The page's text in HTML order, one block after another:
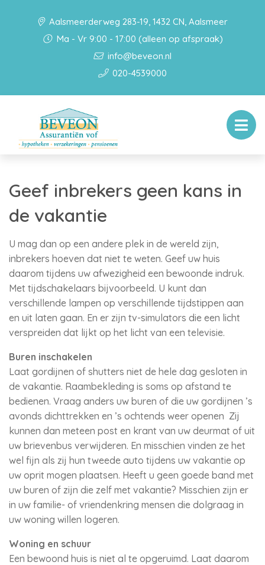
Aalsmeerderweg 283-19, 1432 CN, Aalsmeer
Ma - Vr 9:00 - 17:00 (alleen op afspraak)
info@beveon.nl
020-4539000
Geef inbrekers geen kans in
de vakantie
U mag dan op een andere plek in de wereld zijn,
inbrekers hoeven dat niet te weten. Geef uw huis
daarom tijdens uw afwezigheid een bewoonde indruk.
Met tijdschakelaars bijvoorbeeld. U kunt dan
verschillende lampen op verschillende tijdstippen aan
en uit laten gaan. En er zijn tv-simulators die een licht
verspreiden dat lijkt op het licht van een televisie.
Buren inschakelen
Laat gordijnen of shutters niet de hele dag gesloten in
de vakantie. Raambekleding is soms op afstand te
bedienen. Vraag anders uw buren of die uw gordijnen ’s
avonds dichttrekken en ’s ochtends weer openen Zij
kunnen dan meteen post en krant van uw deurmat of uit
uw brievenbus verwijderen. En misschien vinden ze het
wel fijn als zij hun tweede auto tijdens uw vakantie op
uw oprit mogen plaatsen. Heeft u geen goede band met
uw buren of zijn die zelf met vakantie? Misschien zijn er
in uw familie- of vriendenkring mensen die dolgraag in
uw woning willen logeren.
Woning en schuur
Een bewoond huis is niet al te opgeruimd. Laat daarom